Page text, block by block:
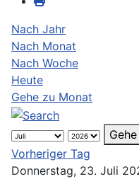
Nach Jahr
Nach Monat
Nach Woche
Heute
Gehe zu Monat
Vorheriger Tag
Donnerstag, 23. Juli